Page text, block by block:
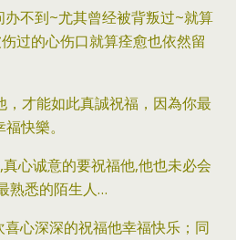
办不到~尤其曾经被背叛过~就算
过的心伤口就算痊愈也依然留
，才能如此真誠祝福，因為你最
快樂。
心诚意的要祝福他,他也未必会
熟悉的陌生人…
心深深的祝福他幸福快乐；同